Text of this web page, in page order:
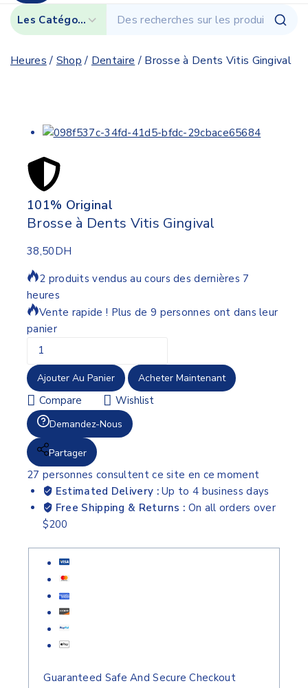
Heures/ Shop/ Dentaire/ Brosse à Dents Vitis Gingival
101% Original
Brosse à Dents Vitis Gingival
38,50DH
2 produits vendus au cours des dernières 7
heures
Vente rapide ! Plus de 9 personnes ont dans leur
panier
Ajouter Au Panier Acheter Maintenant
Compare Wishlist
Demandez-Nous
Partager
27 personnes consultent ce site en ce moment
Estimated Delivery :Up to 4 business days
Free Shipping & Returns : On all orders over
$200
Guaranteed Safe And Secure Checkout